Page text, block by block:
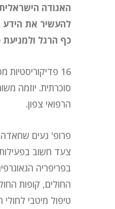
האגודה
להעשיר את הידע
כף הרגל ולמניעת
16
סוכרתית. יוזמה
הרפואי צפון.
פרופ' נעים
צעד חשוב
בפריפריה
החולים, קופות
טיפול מיטבי